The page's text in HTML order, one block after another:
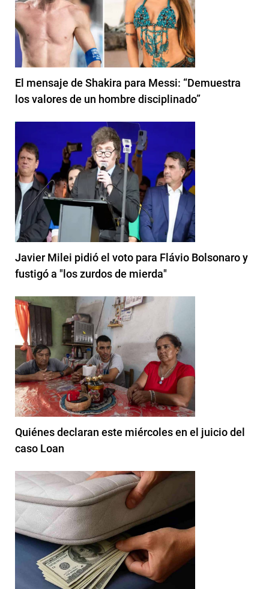
El mensaje de Shakira para Messi: “Demuestra
los valores de un hombre disciplinado”
Javier Milei pidió el voto para Flávio Bolsonaro y
fustigó a "los zurdos de mierda"
Quiénes declaran este miércoles en el juicio del
caso Loan